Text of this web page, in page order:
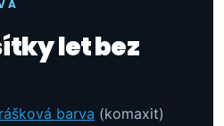
let bez
barva (komaxit)